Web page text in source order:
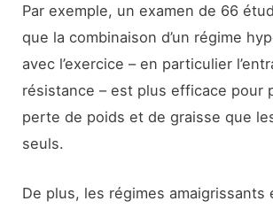
Par exemple, un examen de 66
que la combinaison d’un régime
avec l’exercice – en particulier
résistance – est plus efficace pour
perte de poids et de graisse que
seuls.
De plus, les régimes amaigrissants